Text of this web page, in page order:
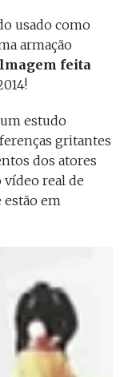
usado como
armação
feita
estudo
gritantes
dos atores
real de
estão em